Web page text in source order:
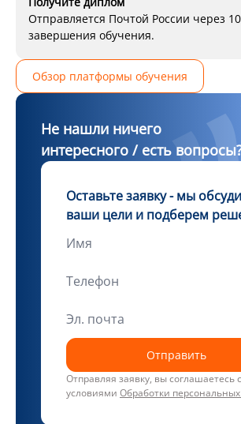
Отправляется Почтой России через
завершения обучения.
Обзор платформы обучения
Не нашли ничего
интересного / есть
Оставьте заявку - мы
ваши цели и подберем
Отправить
Отправляя заявку, вы соглашаетесь с
условиями Обработки